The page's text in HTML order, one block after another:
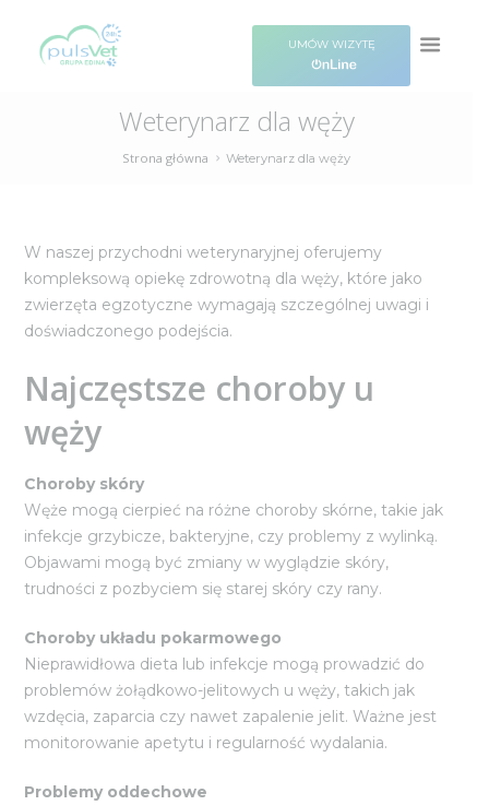
UMÓW WIZYTĘ
Weterynarz dla węży
Strona główna Weterynarz dla węży
W naszej przychodni weterynaryjnej oferujemy
kompleksową opiekę zdrowotną dla węży, które jako
zwierzęta egzotyczne wymagają szczególnej uwagi i
doświadczonego podejścia.
Najczęstsze choroby u
węży
Choroby skóry
Węże mogą cierpieć na różne choroby skórne, takie jak
infekcje grzybicze, bakteryjne, czy problemy z wylinką.
Objawami mogą być zmiany w wyglądzie skóry,
trudności z pozbyciem się starej skóry czy rany.
Choroby układu pokarmowego
Nieprawidłowa dieta lub infekcje mogą prowadzić do
problemów żołądkowo-jelitowych u węży, takich jak
wzdęcia, zaparcia czy nawet zapalenie jelit. Ważne jest
monitorowanie apetytu i regularność wydalania.
Problemy oddechowe